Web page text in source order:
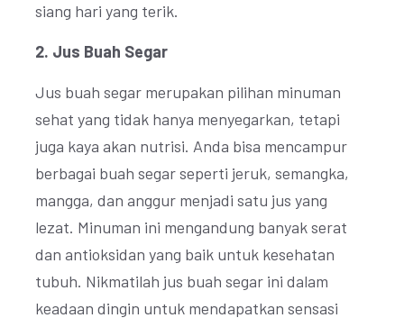
siang hari yang terik.
2. Jus Buah Segar
Jus buah segar merupakan pilihan minuman
sehat yang tidak hanya menyegarkan, tetapi
juga kaya akan nutrisi. Anda bisa mencampur
berbagai buah segar seperti jeruk, semangka,
mangga, dan anggur menjadi satu jus yang
lezat. Minuman ini mengandung banyak serat
dan antioksidan yang baik untuk kesehatan
tubuh. Nikmatilah jus buah segar ini dalam
keadaan dingin untuk mendapatkan sensasi